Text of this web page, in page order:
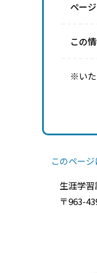
ペー
この
※いた
このペー
生涯学
〒963-